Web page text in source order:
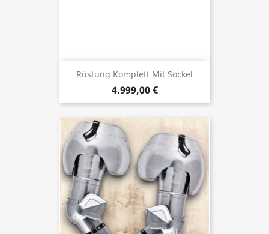
Rüstung Komplett Mit Sockel
4.999,00 €